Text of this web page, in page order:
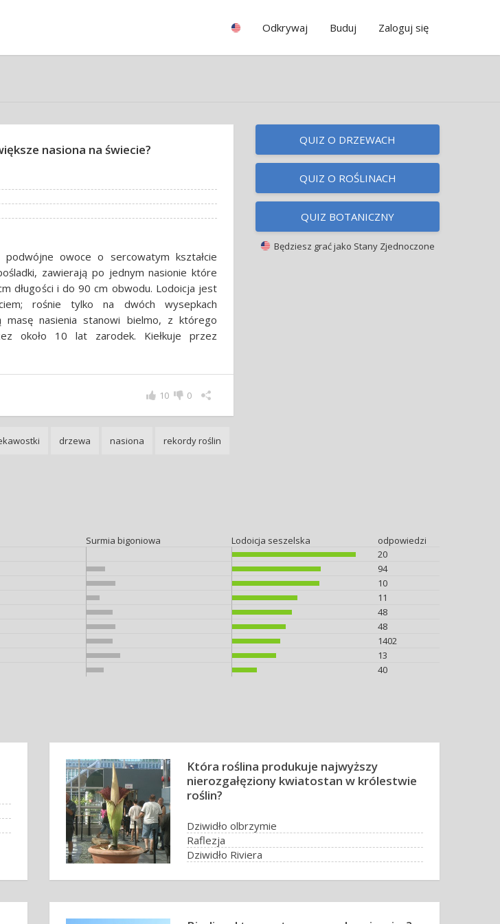
Odkrywaj Buduj Zaloguj się
nasiona na świecie?
podwójne owoce o sercowatym kształcie
zawierają po jednym nasionie które
długości i do 90 cm obwodu. Lodoicja jest
rośnie tylko na dwóch wysepkach
masę nasienia stanowi bielmo, z którego
około 10 lat zarodek. Kiełkuje przez
0
10
drzewa nasiona rekordy roślin
QUIZ O DRZEWACH
QUIZ O ROŚLINACH
QUIZ BOTANICZNY
Będziesz grać jako Stany Zjednoczone
Surmia bigoniowa Lodoicja seszelska
odpowiedzi
20
94
10
11
48
48
1402
13
40
Która roślina produkuje najwyższy
nierozgałęziony kwiatostan w królestwie
roślin?
Dziwidło olbrzymie
Raflezja
Dziwidło Riviera